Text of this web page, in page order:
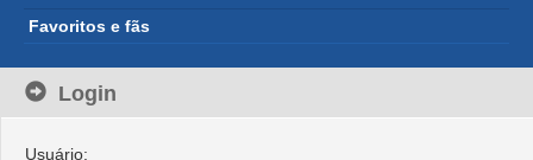
Favoritos e fãs
Login
Usuário: